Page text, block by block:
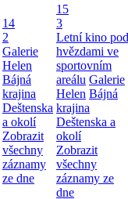
14
2
Galerie
Helen
Bájná
krajina
Deštenska
a okolí
Zobrazit
všechny
záznamy
ze dne
15
3
Letní kino pod
hvězdami ve
sportovním
areálu Galerie
Helen Bájná
krajina
Deštenska a
okolí
Zobrazit
všechny
záznamy ze
dne